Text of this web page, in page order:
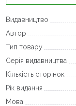
Видавництво
Автор
Тип товару
Серія видавництва
Кількість сторінок
Рік видання
Мова